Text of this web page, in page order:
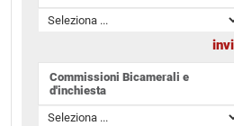
Commissioni Bicamerali e
d'inchiesta